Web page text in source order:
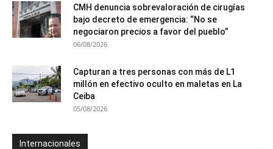
CMH denuncia sobrevaloración de cirugías
bajo decreto de emergencia: “No se
negociaron precios a favor del pueblo”
06/08/2026
Capturan a tres personas con más de L1
millón en efectivo oculto en maletas en La
Ceiba
05/08/2026
Internacionales